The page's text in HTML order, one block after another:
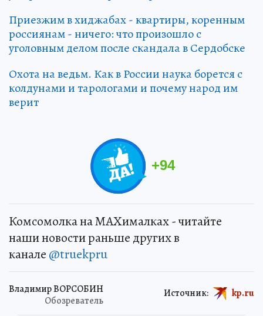
Приезжим в хиджабах - квартиры, коренным
россиянам - ничего: что произошло с
уголовным делом после скандала в Сердобске
Охота на ведьм. Как в России наука борется с
колдунами и тарологами и почему народ им
верит
+94
Комсомолка на MAXималках - читайте
наши новости раньше других в
канале @truekpru
Владимир ВОРСОБИН
Обозреватель
Источник: kp.ru